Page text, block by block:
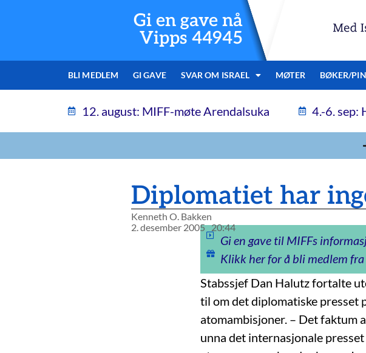
Gi en gave nå
Vipps 44945
BLI MEDLEM GI GAVE SVAR OM ISRAEL MØTER BØKER/
12. august: MIFF-møte Arendalsuka 4.-6. sep:
Diplomatiet har
Kenneth O. Bakken
2. desember 2005 20:44
Gi en gave til MIFFs
Klikk her for å bli medlem fra
Stabssjef Dan Halutz fortalte
til om det diplomatiske presset
atomambisjoner. – Det faktum
unna det internasjonale